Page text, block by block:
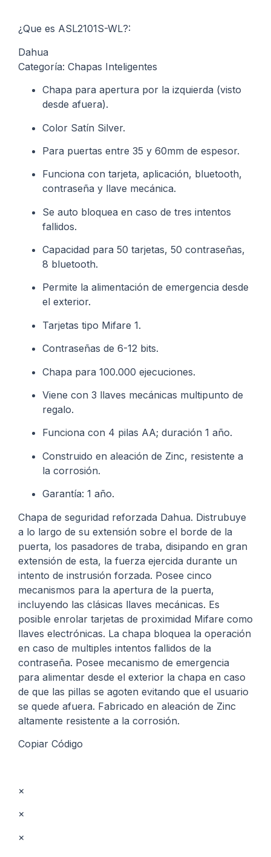
¿Que es ASL2101S-WL?:
Dahua
Categoría: Chapas Inteligentes
Chapa para apertura por la izquierda (visto
desde afuera).
Color Satín Silver.
Para puertas entre 35 y 60mm de espesor.
Funciona con tarjeta, aplicación, bluetooth,
contraseña y llave mecánica.
Se auto bloquea en caso de tres intentos
fallidos.
Capacidad para 50 tarjetas, 50 contraseñas,
8 bluetooth.
Permite la alimentación de emergencia desde
el exterior.
Tarjetas tipo Mifare 1.
Contraseñas de 6-12 bits.
Chapa para 100.000 ejecuciones.
Viene con 3 llaves mecánicas multipunto de
regalo.
Funciona con 4 pilas AA; duración 1 año.
Construido en aleación de Zinc, resistente a
la corrosión.
Garantía: 1 año.
Chapa de seguridad reforzada Dahua. Distrubuye
a lo largo de su extensión sobre el borde de la
puerta, los pasadores de traba, disipando en gran
extensión de esta, la fuerza ejercida durante un
intento de instrusión forzada. Posee cinco
mecanismos para la apertura de la puerta,
incluyendo las clásicas llaves mecánicas. Es
posible enrolar tarjetas de proximidad Mifare como
llaves electrónicas. La chapa bloquea la operación
en caso de multiples intentos fallidos de la
contraseña. Posee mecanismo de emergencia
para alimentar desde el exterior la chapa en caso
de que las pillas se agoten evitando que el usuario
se quede afuera. Fabricado en aleación de Zinc
altamente resistente a la corrosión.
Copiar Código
×
×
×